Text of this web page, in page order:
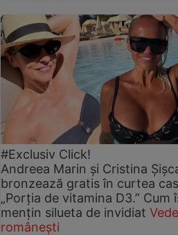
#Exclusiv Click!
Andreea Marin și Cristina
bronzează gratis în curtea
„Porția de vitamina D3.” Cum
mențin silueta de invidiat
românești